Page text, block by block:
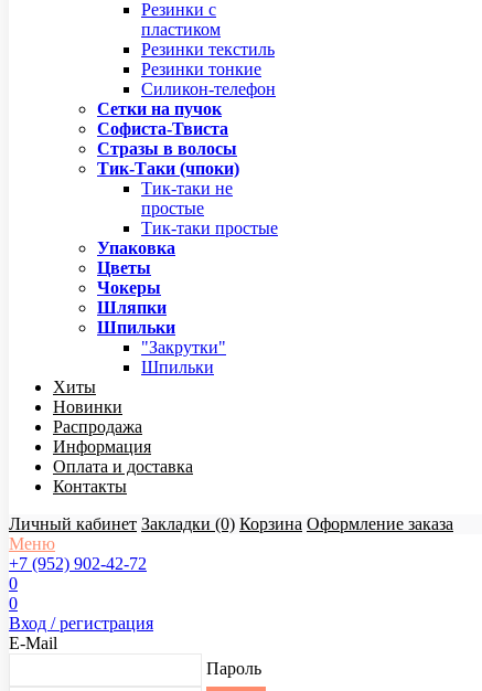
Резинки с
пластиком
Резинки текстиль
Резинки тонкие
Силикон-телефон
Сетки на пучок
Софиста-Твиста
Стразы в волосы
Тик-Таки (чпоки)
Тик-таки не
простые
Тик-таки простые
Упаковка
Цветы
Чокеры
Шляпки
Шпильки
"Закрутки"
Шпильки
Хиты
Новинки
Распродажа
Информация
Оплата и доставка
Контакты
Личный кабинет Закладки (0) Корзина Оформление заказа
Меню
+7 (952) 902-42-72
0
0
Вход / регистрация
E-Mail
Пароль